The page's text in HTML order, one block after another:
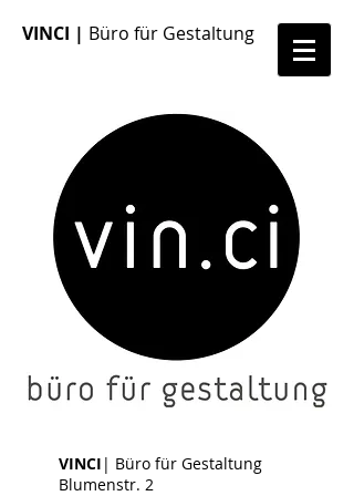
VINCI | Büro für Gestaltung
VINCI | Büro für Gestaltung
Blumenstr. 2